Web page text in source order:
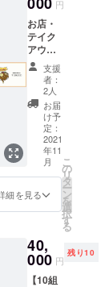
す。 食
べ方は
とても
簡単で
沸騰し
たお湯
で「７
分」茹
でるだ
け！ お
うちで
簡単に
本格ス
パイス
カレー
を楽し
めま
ンくん
の作る
名物カ
レーを
レー】
を真空
冷凍
パック
にして
お届け
させて
いただ
きま
す。 調
理して
からす
ぐの無
水チキ
ンカ
レーを
真空
にして
「冷
凍」に
するこ
い、育
てまし
た。」
をス
ローガ
ンに、
衛生面
にこだ
わり、
健康で
おいし
い豚を
飼育し
ていま
長の想
いでも
「人々
に愛さ
れる豚
肉であ
【お名
前】を
ご記入
くださ
い。 ※
ロゴ記
載のご
希望の
場合
は、プ
ロジェ
クト終
了後に
にて
データ
させて
頂きま
す。あ
する予
定で
す。
【無水
チキン
レー】
は家庭
のカ
レーと
は全く
異な
り、
「ルー
（つま
肉を超
低温で
時間を
の作る
カレー
で1番人
気のカ
レー
【無水
チキン
カ
レー】
を「10
パッ
ク」を
3ヶ月間
毎月お
送りい
※11月よ
り毎月
初旬に
お送り
する予
円
お店・
テイク
アウト
で使え
る】
【未来
の飲食
チケッ
ト】
【1000
円×30
枚】
【有効
期限 発
行日
（リ
お届け
日）か
ら半年
間】 パ
支援
者：
2人
お届
け予
定：
2021
年11
月
細を見る
こ
の
リ
タ
ー
ン
を
選
択
す
る
40,
000 円
残り10
【10組